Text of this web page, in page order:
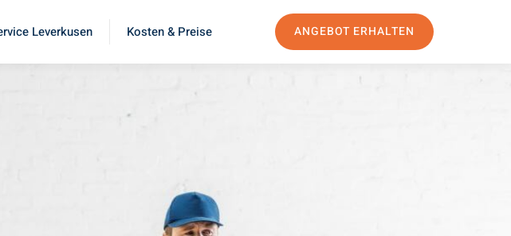
Leverkusen Kosten & Preise ANGEBOT ERHALTEN